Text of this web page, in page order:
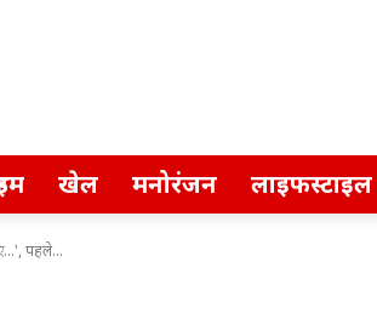
खेल मनोरंजन लाइफस्टाइल
पहले...